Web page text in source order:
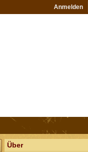
Anmelden
Über